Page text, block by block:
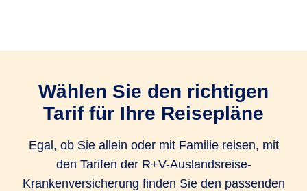
Wählen Sie den richtigen
Tarif für Ihre Reisepläne
Egal, ob Sie allein oder mit Familie reisen, mit
den Tarifen der R+V-Auslandsreise-
Krankenversicherung finden Sie den passenden